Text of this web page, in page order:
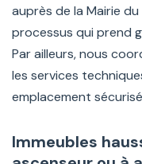
auprès de la Mairie
processus qui prend
Par ailleurs, nous
les services
emplacement
Immeubles